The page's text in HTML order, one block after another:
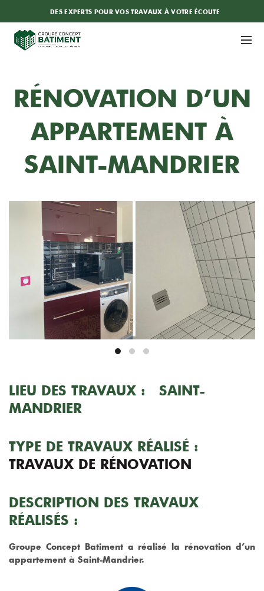
DES EXPERTS POUR VOS TRAVAUX À VOTRE ÉCOUTE
RÉNOVATION D’UN
APPARTEMENT À
SAINT-MANDRIER
LIEU DES TRAVAUX : SAINT-
MANDRIER
TYPE DE TRAVAUX RÉALISÉ :
TRAVAUX DE RÉNOVATION
DESCRIPTION DES TRAVAUX
RÉALISÉS :
Groupe Concept Batiment a réalisé la rénovation d’un
appartement à Saint-Mandrier.